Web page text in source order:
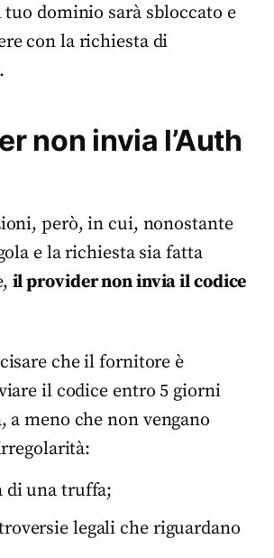
dominio sarà sbloccato e
con la richiesta di
non invia l’Auth
però, in cui, nonostante
e la richiesta sia fatta
il provider non invia il codice
che il fornitore è
il codice entro 5 giorni
a meno che non vengano
di una truffa;
legali che riguardano